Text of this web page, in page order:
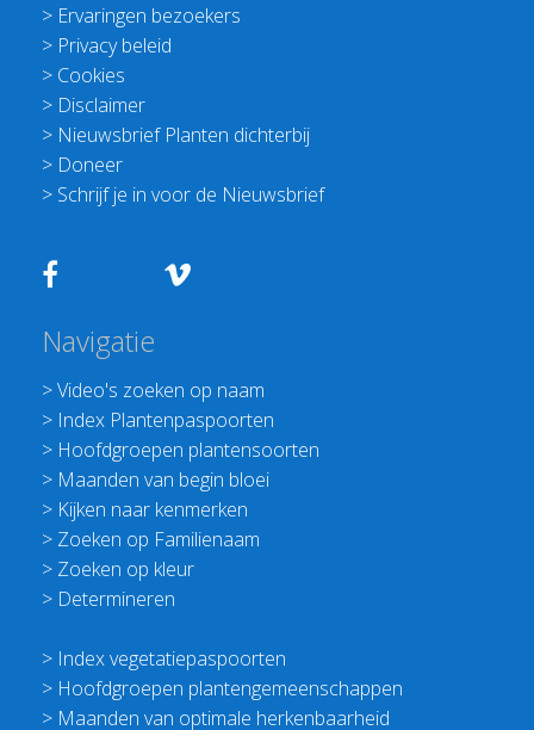
> Ervaringen bezoekers
> Privacy beleid
> Cookies
> Disclaimer
> Nieuwsbrief Planten dichterbij
> Doneer
> Schrijf je in voor de Nieuwsbrief
Navigatie
>Video's zoeken op naam
> Index Plantenpaspoorten
> Hoofdgroepen plantensoorten
> Maanden van begin bloei
> Kijken naar kenmerken
> Zoeken op Familienaam
> Zoeken op kleur
> Determineren
> Index vegetatiepaspoorten
> Hoofdgroepen plantengemeenschappen
> Maanden van optimale herkenbaarheid